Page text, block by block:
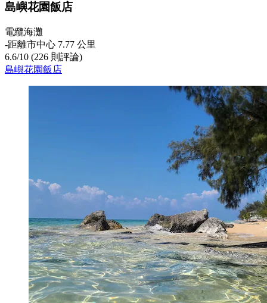
島嶼花園飯店
電纜海灘
‐距離市中心 7.77 公里
6.6/10 (226 則評論)
島嶼花園飯店